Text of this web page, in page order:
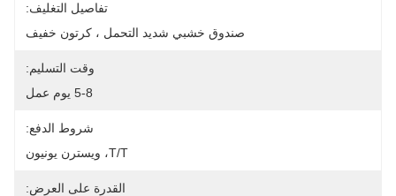
تفاصيل التغليف:
صندوق خشبي شديد التحمل ، كرتون خفيف
وقت التسليم:
5-8 يوم عمل
شروط الدفع:
T/T، ويسترن يونيون
القدرة على العرض: